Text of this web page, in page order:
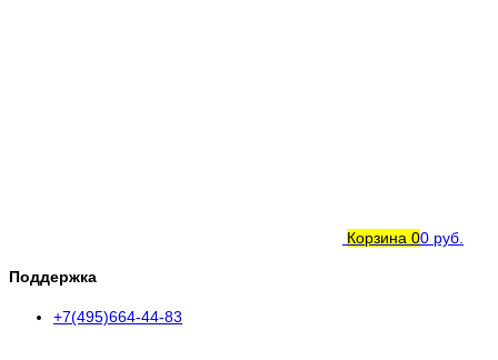
Корзина 00 руб.
Поддержка
+7(495)664-44-83